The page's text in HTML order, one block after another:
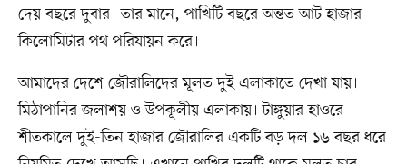
দেয় বছরে দুবার। তার মানে, পাখিটি বছরে অন্তত আট হাজার
কিলোমিটার পথ পরিযায়ন করে।
আমাদের দেশে জৌরালিদের মূলত দুই এলাকাতে দেখা যায়।
মিঠাপানির জলাশয় ও উপকূলীয় এলাকায়। টাঙ্গুয়ার হাওরে
শীতকালে দুই-তিন হাজার জৌরালির একটি বড় দল ১৬ বছর ধরে